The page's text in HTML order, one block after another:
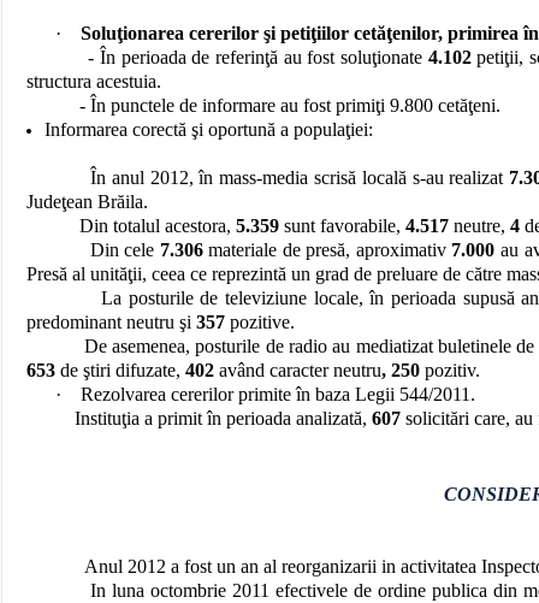
·
Soluţionarea cererilor şi petiţiilor cetăţenilor, primirea
- În perioada de referinţă au fost soluţionate 4.102petiţii,
structura acestuia.
- În punctele de informare au fost primiţi 9.800 cetăţeni.
Informarea corectă şi oportună a populaţiei:
În anul 2012, în mass-media scrisă locală s-au realizat
Judeţean Brăila.
Din totalul acestora,5.359 sunt favorabile,4.517 neutre,4
Din cele 7.306materiale de presă, aproximativ 7.000 au
Presă al unităţii, ceea ce reprezintă un grad de preluare de către
La posturile de televiziune locale, în perioada supusă
predominant neutru şi357pozitive.
De asemenea, posturile de radio au mediatizat buletinele de
653 de ştiri difuzate,402 având caracter neutru, 250 pozitiv.
·
Rezolvarea cererilor primite în baza Legii 544/2011.
Instituţia a primit în perioada analizată,607 solicitări care,
Anul 2012 a fost un an al reorganizarii in activitatea
In luna octombrie 2011 efectivele de ordine publica din